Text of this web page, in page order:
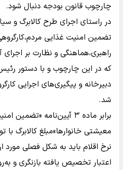
چارچوب قانون بودجه دنبال شود.
در راستای اجرای طرح کالابرگ و
تضمین امنیت غذایی
راهبری،هماهنگی و نظارت بر
که در این چارچوب و با دستور
دبیرخانه و پیگیری‌های اجرایی
شد.
برابر ماده ۳ آیین‌نامه
معیشتی خانوارها»مبلغ کالابرگ با
نرخ اقلام باید به شکل فصلی مورد
اعتبار تخصیص یافته بازنگری و